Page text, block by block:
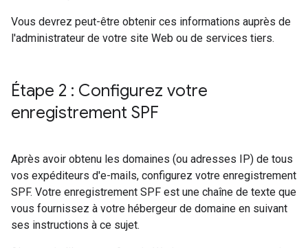
Vous devrez peut-être obtenir ces informations auprès de
l'administrateur de votre site Web ou de services tiers.
Étape 2 : Configurez votre
enregistrement SPF
Après avoir obtenu les domaines (ou adresses IP) de tous
vos expéditeurs d'e-mails, configurez votre enregistrement
SPF. Votre enregistrement SPF est une chaîne de texte que
vous fournissez à votre hébergeur de domaine en suivant
ses instructions à ce sujet.